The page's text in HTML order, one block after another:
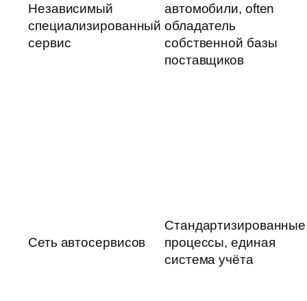
Независимый
специализированный
сервис
автомобили, often
обладатель
собственной базы
поставщиков
Сеть автосервисов
Стандартизированные
процессы, единая
система учёта